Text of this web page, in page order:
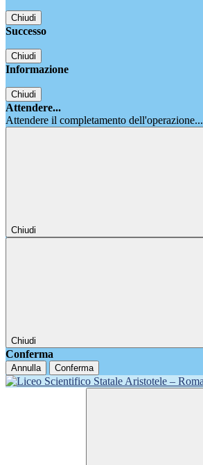
Chiudi
Successo
Chiudi
Informazione
Chiudi
Attendere...
Attendere il completamento dell'operazione...
Chiudi
Chiudi
Conferma
Annulla Conferma